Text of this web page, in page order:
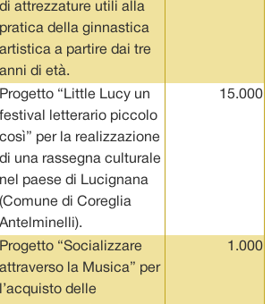
di attrezzature utili alla
pratica della ginnastica
artistica a partire dai tre
anni di età.
Progetto “Little Lucy un
festival letterario piccolo
così” per la realizzazione
di una rassegna culturale
nel paese di Lucignana
(Comune di Coreglia
Antelminelli).
15.000
Progetto “Socializzare
attraverso la Musica” per
l’acquisto delle
1.000